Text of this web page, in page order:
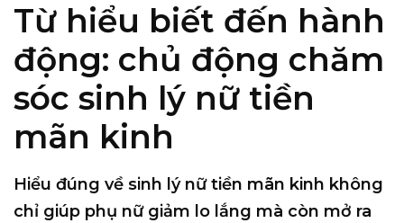
Từ hiểu biết đến hành
động: chủ động chăm
sóc sinh lý nữ tiền
mãn kinh
Hiểu đúng về sinh lý nữ tiền mãn kinh không
chỉ giúp phụ nữ giảm lo lắng mà còn mở ra